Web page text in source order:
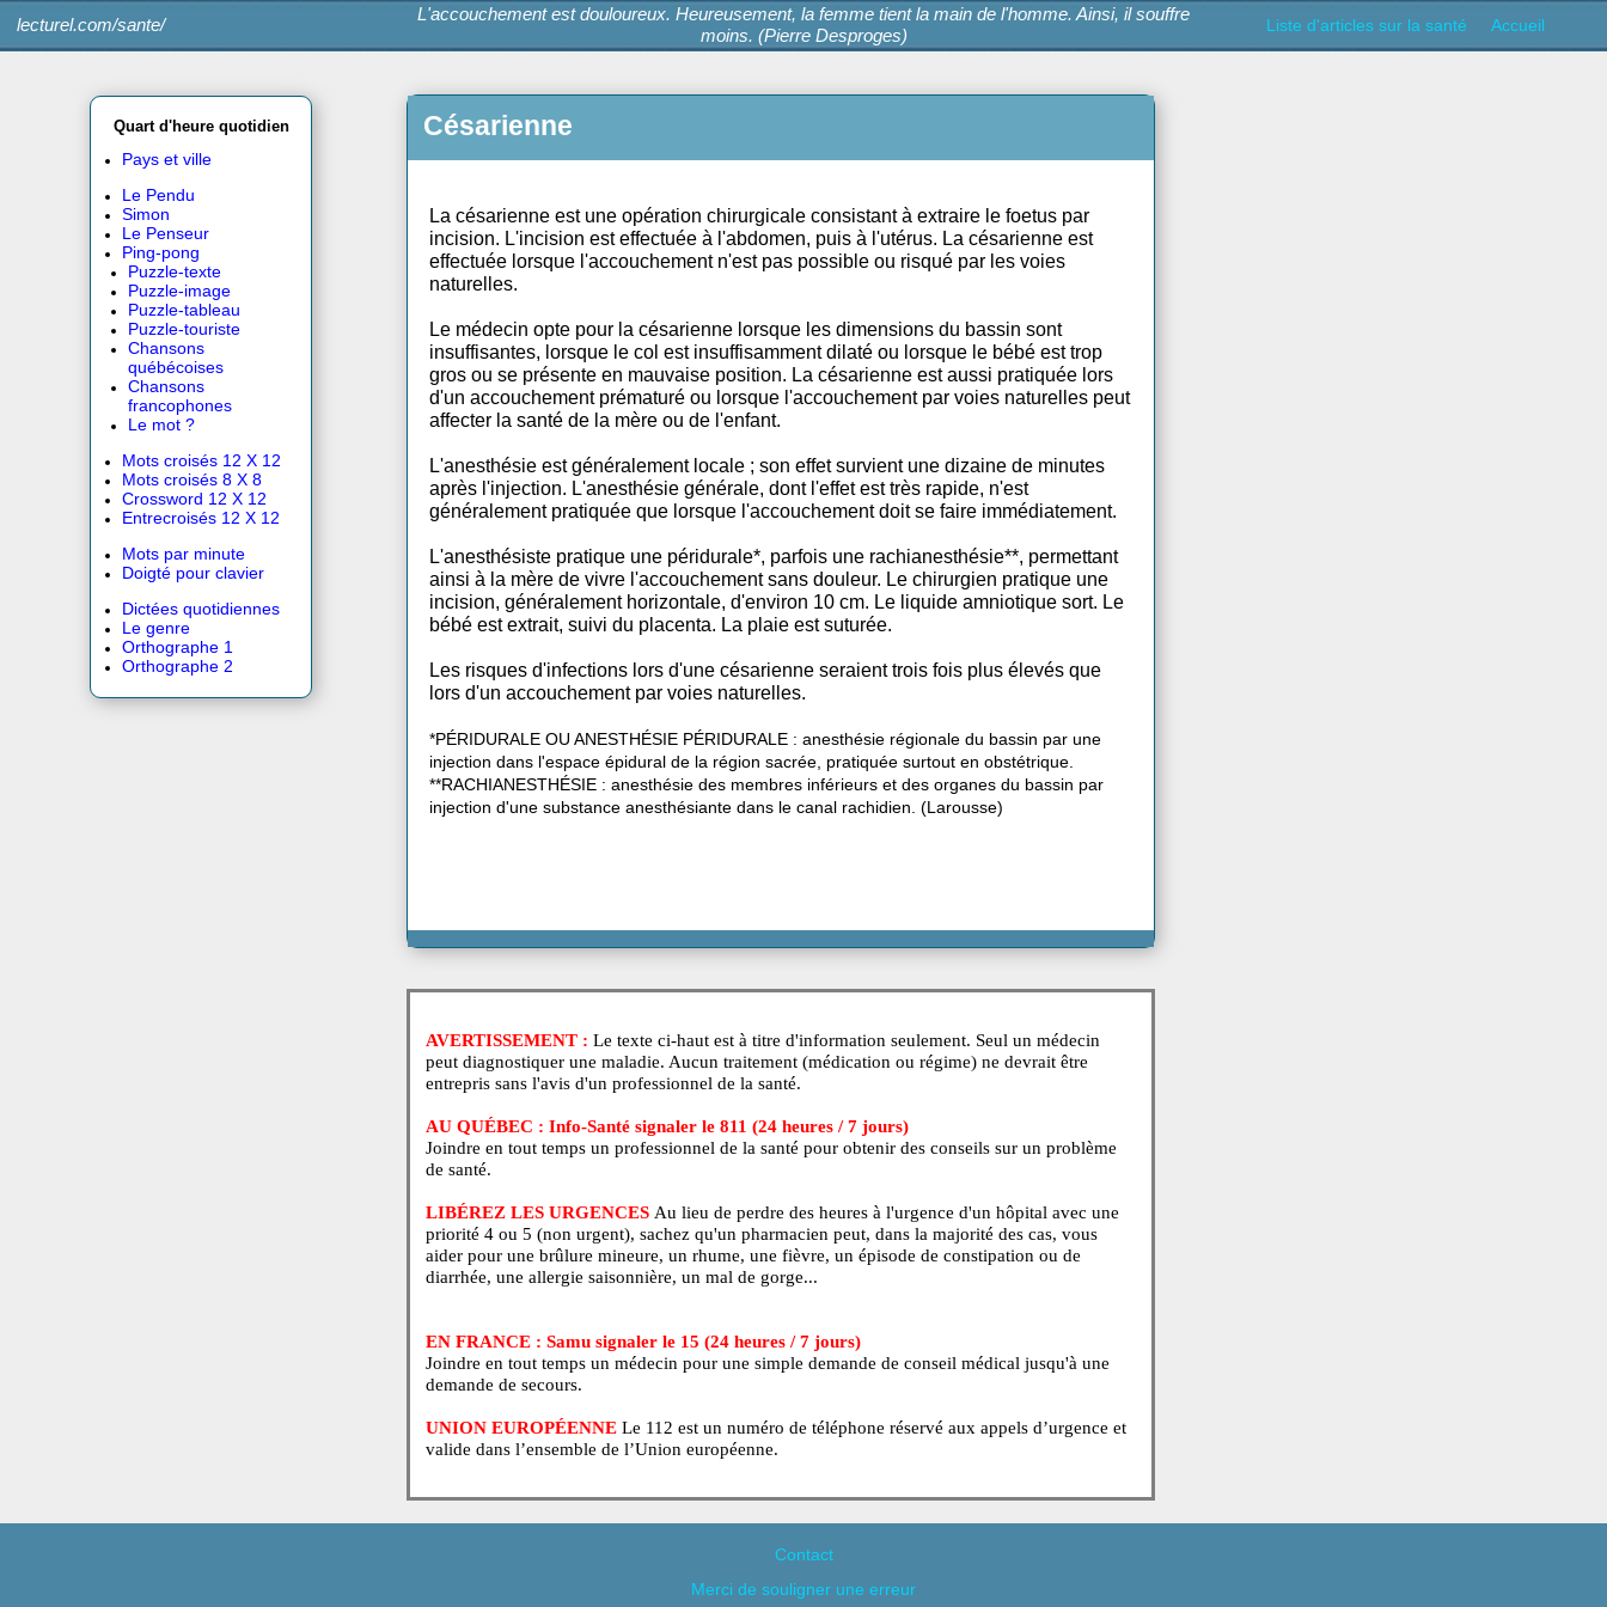
lecturel.com/sante/
L'accouchement est douloureux. Heureusement, la femme tient la main de l'homme. Ainsi, il souffre
moins. (Pierre Desproges) Liste d'articles sur la
Quart d'heure quotidien
Le Pendu
Simon
Le Penseur
Ping-pong
Puzzle-texte
Puzzle-image
Puzzle-tableau
Puzzle-touriste
Chansons
québécoises
Chansons
francophones
Le mot ?
Mots croisés 12 X 12
Crossword 12 X 12
Entrecroisés 12 X 12
Mots par minute
Doigté pour clavier
Dictées quotidiennes
Le genre
Césarienne
La césarienne est une opération chirurgicale consistant à extraire le foetus par
incision. L'incision est effectuée à l'abdomen, puis à l'utérus. La césarienne est
effectuée lorsque l'accouchement n'est pas possible ou risqué par les voies
naturelles.
Le médecin opte pour la césarienne lorsque les dimensions du bassin sont
insuffisantes, lorsque le col est insuffisamment dilaté ou lorsque le bébé est trop
gros ou se présente en mauvaise position. La césarienne est aussi pratiquée lors
affecter la santé de la mère ou de l'enfant.
L'anesthésie est généralement locale ; son effet survient une dizaine de minutes
après l'injection. L'anesthésie générale, dont l'effet est très rapide, n'est
généralement pratiquée que lorsque l'accouchement doit se faire immédiatement.
L'anesthésiste pratique une péridurale*, parfois une rachianesthésie**, permettant
ainsi à la mère de vivre l'accouchement sans douleur. Le chirurgien pratique une
incision, généralement horizontale, d'environ 10 cm. Le liquide amniotique sort. Le
bébé est extrait, suivi du placenta. La plaie est suturée.
Les risques d'infections lors d'une césarienne seraient trois fois plus élevés que
lors d'un accouchement par voies naturelles.
*PÉRIDURALE OU ANESTHÉSIE PÉRIDURALE : anesthésie régionale du bassin par une
AVERTISSEMENT : Le texte ci-haut est à titre d'information seulement. Seul un médecin
peut diagnostiquer une maladie. Aucun traitement (médication ou régime) ne devrait être
entrepris sans l'avis d'un professionnel de la santé.
AU QUÉBEC : Info-Santé signaler le 811 (24 heures / 7 jours)
Joindre en tout temps un professionnel de la santé pour obtenir des conseils sur un problème
LIBÉREZ LES URGENCES Au lieu de perdre des heures à l'urgence d'un hôpital avec une
priorité 4 ou 5 (non urgent), sachez qu'un pharmacien peut, dans la majorité des cas, vous
aider pour une brûlure mineure, un rhume, une fièvre, un épisode de constipation ou de
diarrhée, une allergie saisonnière, un mal de gorge...
Le 112 est un numéro de téléphone réservé aux appels d’urgence et